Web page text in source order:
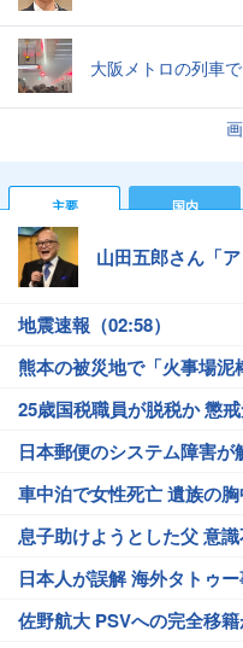
大阪メトロの列車で
主要 国内
山田五郎さん「
地震速報（02:58）
熊本の被災地で「火事場泥
25歳国税職員が脱税か 懲
日本郵便のシステム障害が
車中泊で女性死亡 遺族の胸
息子助けようとした父 意
日本人が誤解 海外タトゥ
佐野航大 PSVへの完全移